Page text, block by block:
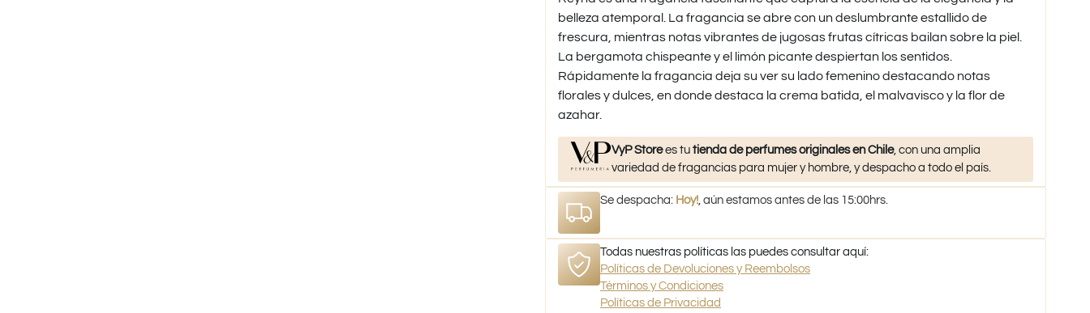
belleza atemporal. La fragancia se abre con un deslumbrante estallido de
frescura, mientras notas vibrantes de jugosas frutas cítricas bailan sobre la piel.
La bergamota chispeante y el limón picante despiertan los sentidos.
Rápidamente la fragancia deja su ver su lado femenino destacando notas
florales y dulces, en donde destaca la crema batida, el malvavisco y la flor de
azahar.
VyP Storees tutienda de perfumes originales en Chile, con una amplia
variedad de fragancias para mujer y hombre, y despacho a todo el país.
Se despacha: Hoy! , aún estamos antes de las 15:00hrs.
Todas nuestras políticas las puedes consultar aquí:
Políticas de Devoluciones y Reembolsos
Términos y Condiciones
Políticas de Privacidad